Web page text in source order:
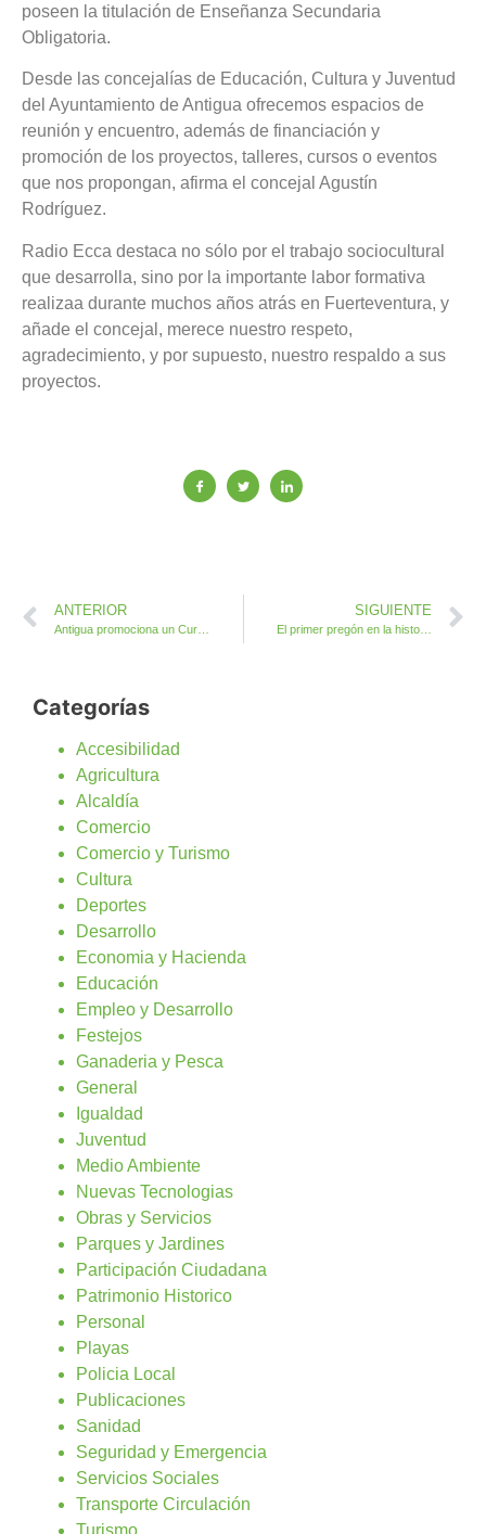
poseen la titulación de Enseñanza Secundaria
Obligatoria.
Desde las concejalías de Educación, Cultura y Juventud
del Ayuntamiento de Antigua ofrecemos espacios de
reunión y encuentro, además de financiación y
promoción de los proyectos, talleres, cursos o eventos
que nos propongan, afirma el concejal Agustín
Rodríguez.
Radio Ecca destaca no sólo por el trabajo sociocultural
que desarrolla, sino por la importante labor formativa
realizaa durante muchos años atrás en Fuerteventura, y
añade el concejal, merece nuestro respeto,
agradecimiento, y por supuesto, nuestro respaldo a sus
proyectos.
ANTERIOR SIGUIENTE
El primer pregón en la historia de las Fiestas de Las Salinas
Categorías
Accesibilidad
Agricultura
Alcaldía
Comercio
Comercio y Turismo
Cultura
Deportes
Desarrollo
Economia y Hacienda
Educación
Empleo y Desarrollo
Festejos
Ganaderia y Pesca
General
Igualdad
Juventud
Medio Ambiente
Nuevas Tecnologias
Obras y Servicios
Parques y Jardines
Participación Ciudadana
Patrimonio Historico
Personal
Playas
Policia Local
Publicaciones
Sanidad
Seguridad y Emergencia
Servicios Sociales
Transporte Circulación
Turismo